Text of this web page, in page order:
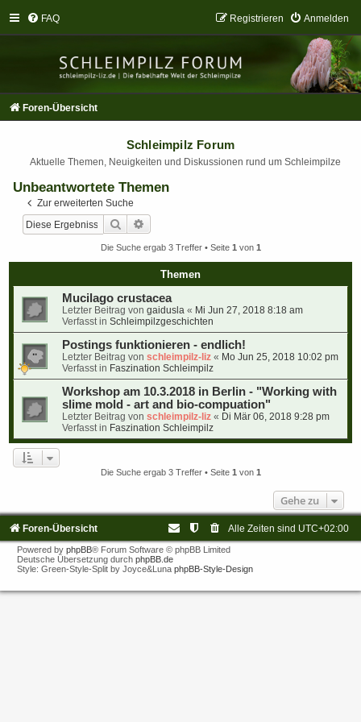
FAQ Anmelden
Registrieren
Foren-Übersicht
Schleimpilz Forum
Aktuelle Themen, Neuigkeiten und Diskussionen rund um Schleimpilze
Unbeantwortete Themen
Zur erweiterten Suche
Suche
Die Suche ergab 3 Treffer • Seite 1von 1
Themen
Mucilago crustacea
Letzter Beitrag von gaidusla « Mi Jun 27, 2018 8:18 am
Verfasst in Schleimpilzgeschichten
Postings funktionieren - endlich!
Letzter Beitrag von schleimpilz-liz « Mo Jun 25, 2018 10:02 pm
Verfasst in Faszination Schleimpilz
Workshop am 10.3.2018 in Berlin - "Working with
slime mold - art and bio-compuation"
Letzter Beitrag von schleimpilz-liz « Di Mär 06, 2018 9:28 pm
Verfasst in Faszination Schleimpilz
Die Suche ergab 3 Treffer • Seite 1von 1
Gehe zu
Foren-Übersicht Alle Zeiten sind UTC+02:00
Powered by phpBB® Forum Software © phpBB Limited
Deutsche Übersetzung durch phpBB.de
Style: Green-Style-Split by Joyce&Luna phpBB-Style-Design